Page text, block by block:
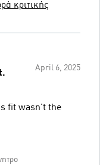
κριτικής
April 6, 2025
fit wasn't the